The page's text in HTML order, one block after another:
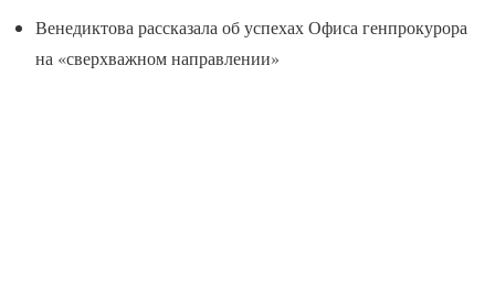
Венедиктова рассказала об успехах Офиса генпрокурора
на «сверхважном направлении»